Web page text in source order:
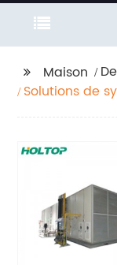
Maison
Solutions de